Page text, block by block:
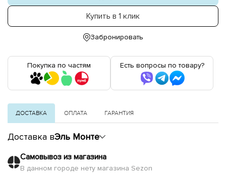
Купить в 1 клик
Забронировать
Покупка по частям Есть вопросы по товару?
ДОСТАВКА ОПЛАТА ГАРАНТИЯ
Доставка вЭль Монте
Самовывоз из магазина
В данном городе нету магазина Sezon